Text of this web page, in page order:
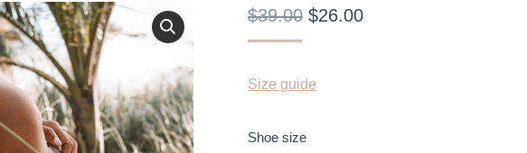
$39.00 $26.00
Size guide
Shoe size